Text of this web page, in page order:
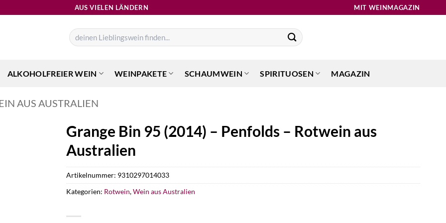
AUS VIELEN LÄNDERN MIT WEINMAGAZIN
Suchen
nach:
ALKOHOLFREIER WEIN WEINPAKETE SCHAUMWEIN SPIRITUOSEN MAGAZIN
AUS AUSTRALIEN
Grange Bin 95 (2014) – Penfolds – Rotwein aus
Australien
Artikelnummer: 9310297014033
Kategorien: Rotwein,Wein aus Australien